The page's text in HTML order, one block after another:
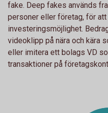
fake. Deep fakes används
personer eller företag, för
investeringsmöjlighet.
videoklipp på nära och kära
eller imitera ett bolags VD
transaktioner på